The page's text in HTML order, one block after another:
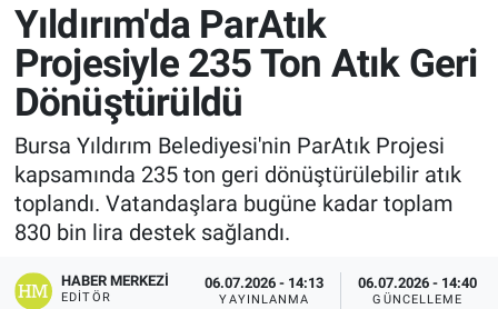
Yıldırım'da ParAtık
Projesiyle 235 Ton Atık Geri
Dönüştürüldü
Bursa Yıldırım Belediyesi'nin ParAtık Projesi
kapsamında 235 ton geri dönüştürülebilir atık
toplandı. Vatandaşlara bugüne kadar toplam
830 bin lira destek sağlandı.
HABER MERKEZI
EDITÖR
06.07.2026 - 14:13
YAYINLANMA
06.07.2026 - 14:40
GÜNCELLEME